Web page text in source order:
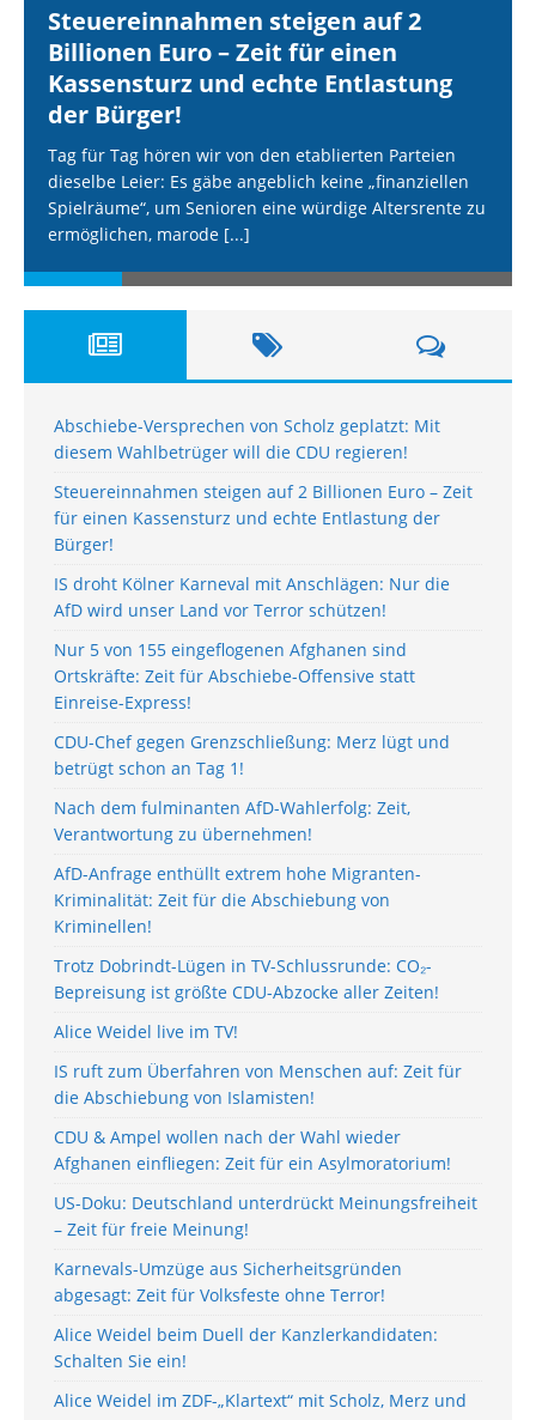
Steuereinnahmen steigen auf 2
Billionen Euro – Zeit für einen
Kassensturz und echte Entlastung
der Bürger!
Tag für Tag hören wir von den etablierten Parteien
dieselbe Leier: Es gäbe angeblich keine „finanziellen
Spielräume“, um Senioren eine würdige Altersrente zu
ermöglichen, marode [...]
Abschiebe-Versprechen von Scholz geplatzt: Mit
diesem Wahlbetrüger will die CDU regieren!
Steuereinnahmen steigen auf 2 Billionen Euro – Zeit
für einen Kassensturz und echte Entlastung der
Bürger!
IS droht Kölner Karneval mit Anschlägen: Nur die
AfD wird unser Land vor Terror schützen!
Nur 5 von 155 eingeflogenen Afghanen sind
Ortskräfte: Zeit für Abschiebe-Offensive statt
Einreise-Express!
CDU-Chef gegen Grenzschließung: Merz lügt und
betrügt schon an Tag 1!
Nach dem fulminanten AfD-Wahlerfolg: Zeit,
Verantwortung zu übernehmen!
AfD-Anfrage enthüllt extrem hohe Migranten-
Kriminalität: Zeit für die Abschiebung von
Kriminellen!
Trotz Dobrindt-Lügen in TV-Schlussrunde: CO₂-
Bepreisung ist größte CDU-Abzocke aller Zeiten!
Alice Weidel live im TV!
IS ruft zum Überfahren von Menschen auf: Zeit für
die Abschiebung von Islamisten!
CDU & Ampel wollen nach der Wahl wieder
Afghanen einfliegen: Zeit für ein Asylmoratorium!
US-Doku: Deutschland unterdrückt Meinungsfreiheit
– Zeit für freie Meinung!
Karnevals-Umzüge aus Sicherheitsgründen
abgesagt: Zeit für Volksfeste ohne Terror!
Alice Weidel beim Duell der Kanzlerkandidaten:
Schalten Sie ein!
Alice Weidel im ZDF-„Klartext“ mit Scholz, Merz und